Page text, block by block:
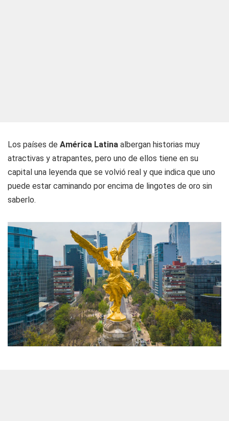
Los países de América Latina albergan historias muy
atractivas y atrapantes, pero uno de ellos tiene en su
capital una leyenda que se volvió real y que indica que uno
puede estar caminando por encima de lingotes de oro sin
saberlo.